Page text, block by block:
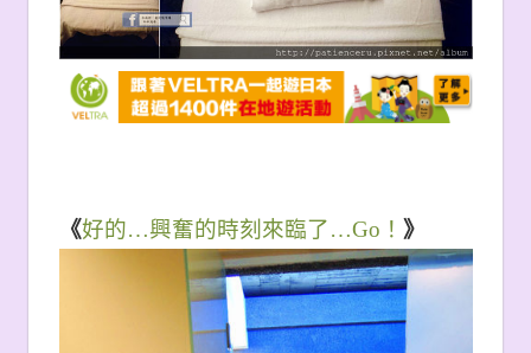
《好的…興奮的時刻來臨了…Go！ 》